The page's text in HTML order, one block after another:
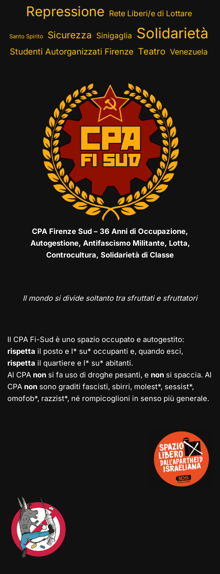
Repressione Rete Liberi/e di Lottare
Santo Spirito Sicurezza Sinigaglia Solidarietà
Studenti Autorganizzati Firenze Teatro Venezuela
CPA Firenze Sud – 36 Anni di Occupazione,
Autogestione, Antifascismo Militante, Lotta,
Controcultura, Solidarietà di Classe
Il mondo si divide soltanto tra sfruttati e sfruttatori
Il CPA Fi-Sud è uno spazio occupato e autogestito:
rispetta il posto e l* su* occupanti e, quando esci,
rispetta il quartiere e l* su* abitanti.
Al CPA non si fa uso di droghe pesanti, e non si spaccia. Al
CPA non sono graditi fascisti, sbirri, molest*, sessist*,
omofob*, razzist*, né rompicoglioni in senso più generale.